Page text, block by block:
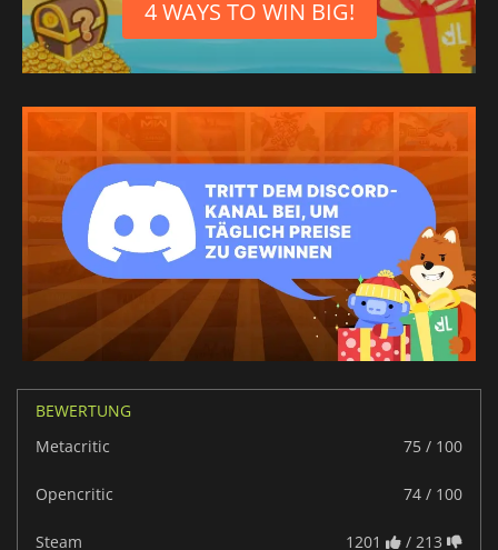
4 WAYS TO WIN BIG!
BEWERTUNG
Metacritic
75 / 100
Opencritic 74 / 100
Steam 1201 / 213